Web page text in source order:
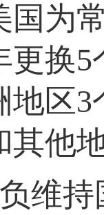
国为
更换
地区
其他
维